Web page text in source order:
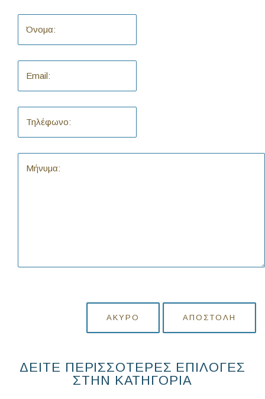
ΆΚΥΡΟ ΑΠΟΣΤΟΛΉ
ΔΕΙΤΕ ΠΕΡΙΣΣΟΤΕΡΕΣ ΕΠΙΛΟΓΕΣ
ΣΤΗΝ ΚΑΤΗΓΟΡΙΑ